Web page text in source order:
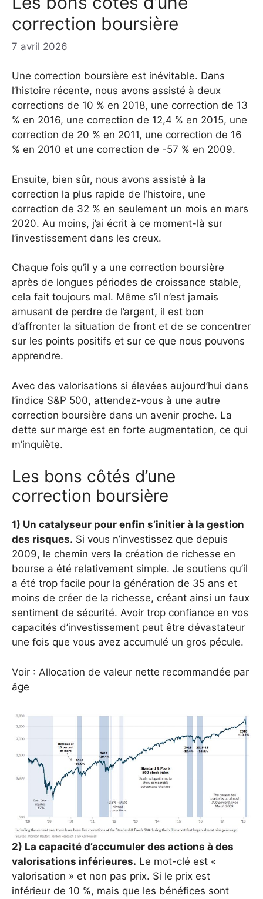
correction boursière
7 avril 2026
Une correction boursière est inévitable. Dans
l’histoire récente, nous avons assisté à deux
corrections de 10 % en 2018, une correction de 13
% en 2016, une correction de 12,4 % en 2015, une
correction de 20 % en 2011, une correction de 16
% en 2010 et une correction de -57 % en 2009.
Ensuite, bien sûr, nous avons assisté à la
correction la plus rapide de l’histoire, une
correction de 32 % en seulement un mois en mars
2020. Au moins, j’ai écrit à ce moment-là sur
l’investissement dans les creux.
Chaque fois qu’il y a une correction boursière
après de longues périodes de croissance stable,
cela fait toujours mal. Même s’il n’est jamais
amusant de perdre de l’argent, il est bon
d’affronter la situation de front et de se concentrer
sur les points positifs et sur ce que nous pouvons
apprendre.
Avec des valorisations si élevées aujourd’hui dans
l’indice S&P 500, attendez-vous à une autre
correction boursière dans un avenir proche. La
dette sur marge est en forte augmentation, ce qui
m’inquiète.
Les bons côtés d’une
correction boursière
1) Un catalyseur pour enfin s’initier à la gestion
des risques. Si vous n’investissez que depuis
2009, le chemin vers la création de richesse en
bourse a été relativement simple. Je soutiens qu’il
a été trop facile pour la génération de 35 ans et
moins de créer de la richesse, créant ainsi un faux
sentiment de sécurité. Avoir trop confiance en vos
capacités d’investissement peut être dévastateur
une fois que vous avez accumulé un gros pécule.
Voir : Allocation de valeur nette recommandée par
âge
2) La capacité d’accumuler des actions à des
valorisations inférieures. Le mot-clé est «
valorisation » et non pas prix. Si le prix est
inférieur de 10 %, mais que les bénéfices sont